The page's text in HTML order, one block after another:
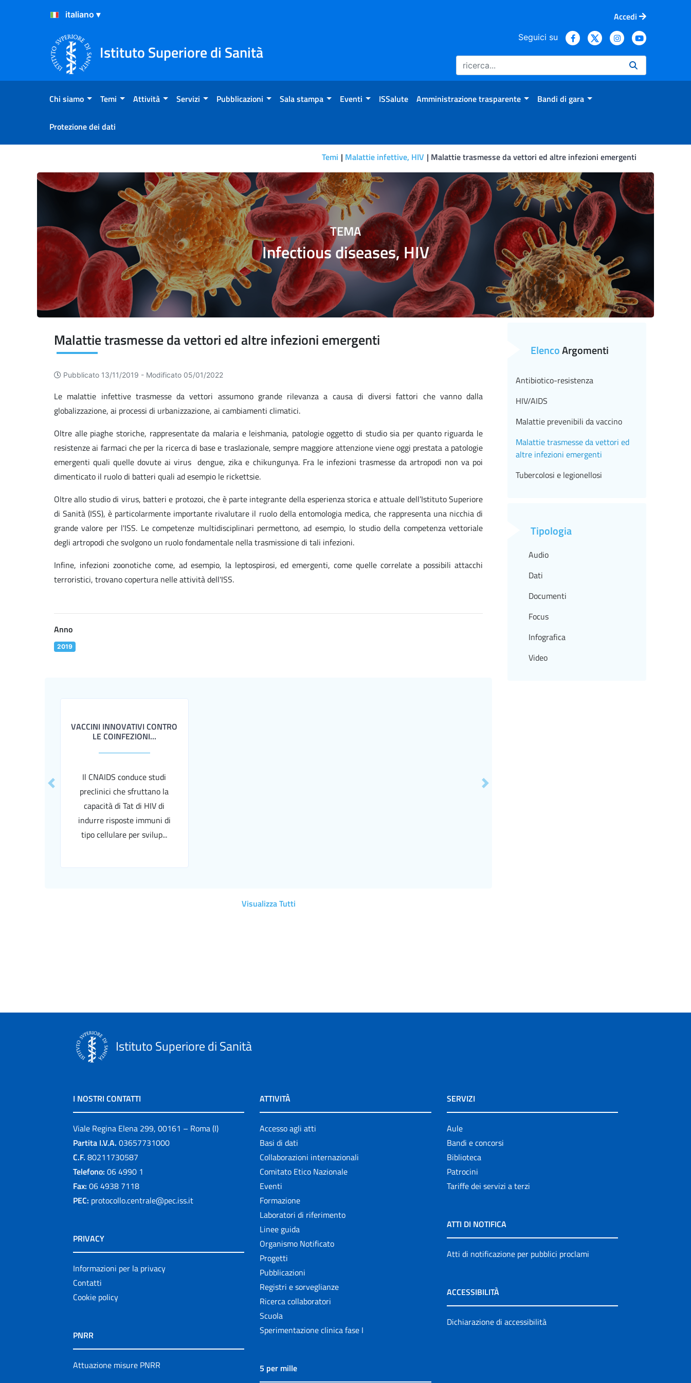
Salta al Contenuto
Salta al Footer
Accedi
Istituto Superiore di Sanità
Seguici su
Chi siamo Temi Attività Servizi Pubblicazioni Sala stampa Eventi ISSalute Amministrazione trasparente Bandi di gara
Protezione dei dati
Temi Malattie infettive, HIV Malattie trasmesse da vettori ed altre infezioni emergenti
Malattie trasmesse da vettori ed altre infezioni emergenti
TEMA
Infectious diseases, HIV
Malattie trasmesse da vettori ed altre infezioni emergenti
Pubblicato 13/11/2019 - Modificato 05/01/2022
Le malattie infettive trasmesse da vettori assumono grande rilevanza a causa di diversi fattori che vanno dalla
globalizzazione, ai processi di urbanizzazione, ai cambiamenti climatici.
Oltre alle piaghe storiche, rappresentate da malaria e leishmania, patologie oggetto di studio sia per quanto riguarda le
resistenze ai farmaci che per la ricerca di base e traslazionale, sempre maggiore attenzione viene oggi prestata a patologie
emergenti quali quelle dovute ai virus dengue, zika e chikungunya. Fra le infezioni trasmesse da artropodi non va poi
dimenticato il ruolo di batteri quali ad esempio le rickettsie.
Oltre allo studio di virus, batteri e protozoi, che è parte integrante della esperienza storica e attuale dell’Istituto Superiore
di Sanità (ISS), è particolarmente importante rivalutare il ruolo della entomologia medica, che rappresenta una nicchia di
grande valore per l'ISS. Le competenze multidisciplinari permettono, ad esempio, lo studio della competenza vettoriale
degli artropodi che svolgono un ruolo fondamentale nella trasmissione di tali infezioni.
Infine, infezioni zoonotiche come, ad esempio, la leptospirosi, ed emergenti, come quelle correlate a possibili attacchi
terroristici, trovano copertura nelle attività dell'ISS.
Anno
2019
VACCINI INNOVATIVI CONTRO
LE COINFEZIONI...
Il CNAIDS conduce studi
preclinici che sfruttano la
capacità di Tat di HIV di
indurre risposte immuni di
tipo cellulare per svilup...
Previous Next
Visualizza Tutti
ElencoArgomenti
Antibiotico-resistenza
HIV/AIDS
Malattie prevenibili da vaccino
Malattie trasmesse da vettori ed
altre infezioni emergenti
Tubercolosi e legionellosi
Tipologia
Audio
Dati
Documenti
Focus
Infografica
Video
Istituto Superiore di Sanità
I NOSTRI CONTATTI
Viale Regina Elena 299, 00161 – Roma (I)
Partita I.V.A. 03657731000
C.F. 80211730587
Telefono: 06 4990 1
Fax: 06 4938 7118
PEC: protocollo.centrale@pec.iss.it
PRIVACY
Informazioni per la privacy
Contatti
Cookie policy
PNRR
Attuazione misure PNRR
ATTIVITÀ
Accesso agli atti
Basi di dati
Collaborazioni internazionali
Comitato Etico Nazionale
Eventi
Formazione
Laboratori di riferimento
Linee guida
Organismo Notificato
Progetti
Pubblicazioni
Registri e sorveglianze
Ricerca collaboratori
Scuola
Sperimentazione clinica fase I
5 per mille
SERVIZI
Aule
Bandi e concorsi
Biblioteca
Patrocini
Tariffe dei servizi a terzi
ATTI DI NOTIFICA
Atti di notificazione per pubblici proclami
ACCESSIBILITÀ
Dichiarazione di accessibilità